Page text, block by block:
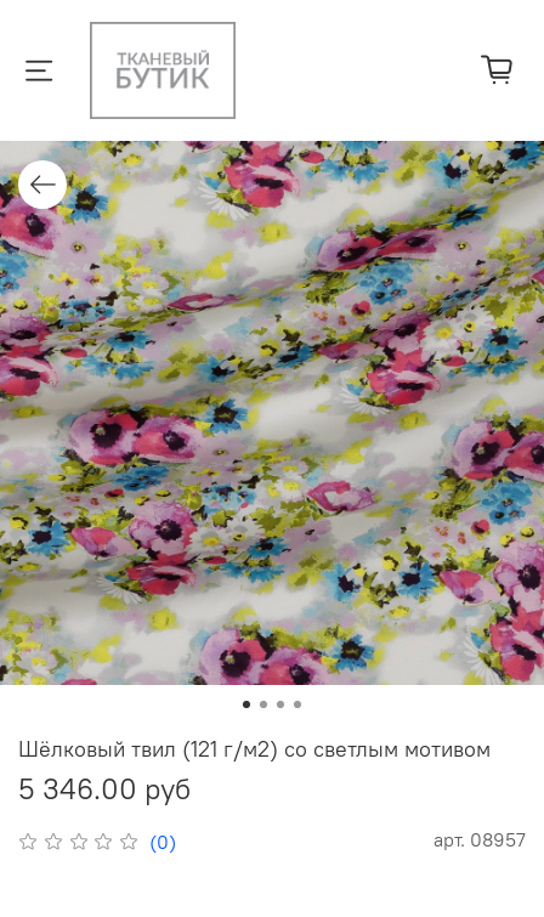
(0) арт. 08957
Шёлковый твил (121 г/м2) со светлым мотивом
5 346.00 руб